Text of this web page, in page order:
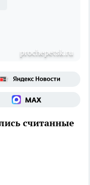
prochepetsk.ru
считанные